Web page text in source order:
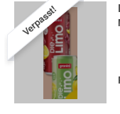
Verpasst!